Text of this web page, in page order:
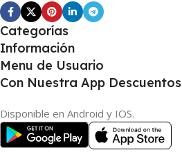
Categorías
Información
Menu de Usuario
Con Nuestra App Descuentos
Disponible en Android y IOS.